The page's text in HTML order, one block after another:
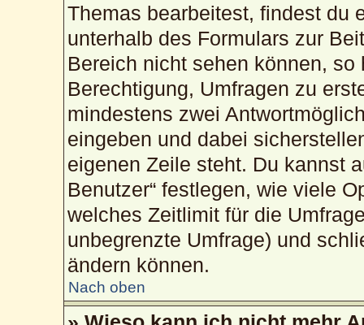
Themas bearbeitest, findest du
unterhalb des Formulars zur
Bereich nicht sehen können,
Berechtigung, Umfragen zu
mindestens zwei
eingeben und dabei
eigenen Zeile steht. Du kannst
Benutzer“ festlegen, wie viele
welches Zeitlimit für die
unbegrenzte Umfrage) und
ändern können.
Nach oben